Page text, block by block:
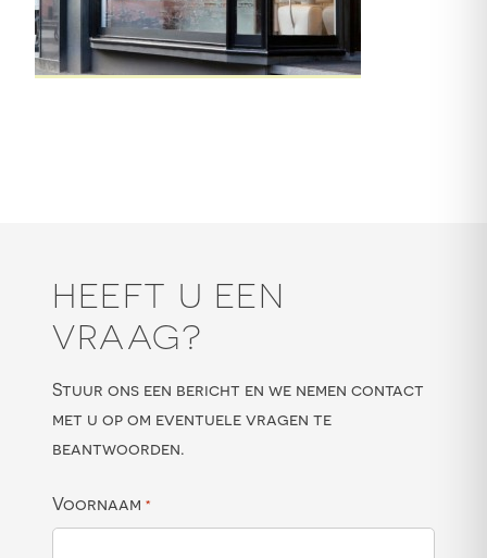
HEEFT U EEN
VRAAG?
Stuur ons een bericht en we nemen contact
met u op om eventuele vragen te
beantwoorden.
Voornaam *